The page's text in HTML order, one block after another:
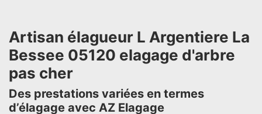
Artisan élagueur L Argentiere La
Bessee 05120 elagage d'arbre
pas cher
Des prestations variées en termes
d’élagage avec AZ Elagage